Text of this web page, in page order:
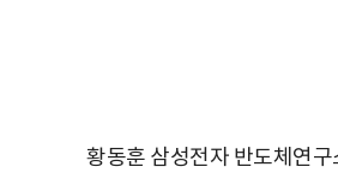
황동훈 삼성전자 반도체연